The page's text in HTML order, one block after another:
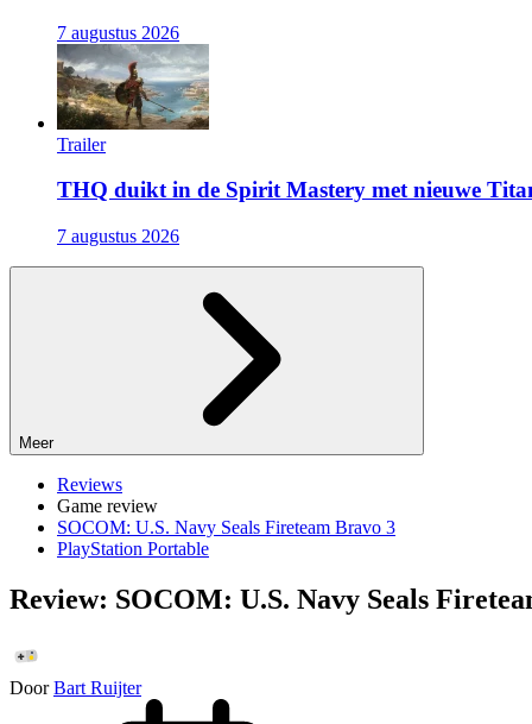
7 augustus 2026
Trailer
THQ duikt in de Spirit Mastery met nieuwe
7 augustus 2026
Meer
Reviews
Game review
SOCOM: U.S. Navy Seals Fireteam Bravo 3
PlayStation Portable
Review: SOCOM: U.S. Navy Seals
Door Bart Ruijter